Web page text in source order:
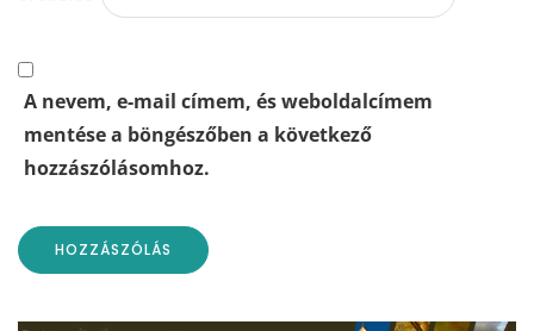
A nevem, e-mail címem, és weboldalcímem
mentése a böngészőben a következő
hozzászólásomhoz.